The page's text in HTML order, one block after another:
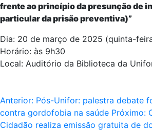
frente ao princípio da presunção de
particular da prisão preventiva)”
Dia: 20 de março de 2025 (quinta-
Horário: às 9h30
Local: Auditório da Biblioteca da
Anterior: Pós-Unifor: palestra debate
contra gordofobia na saúde Próximo:
Cidadão realiza emissão gratuita de